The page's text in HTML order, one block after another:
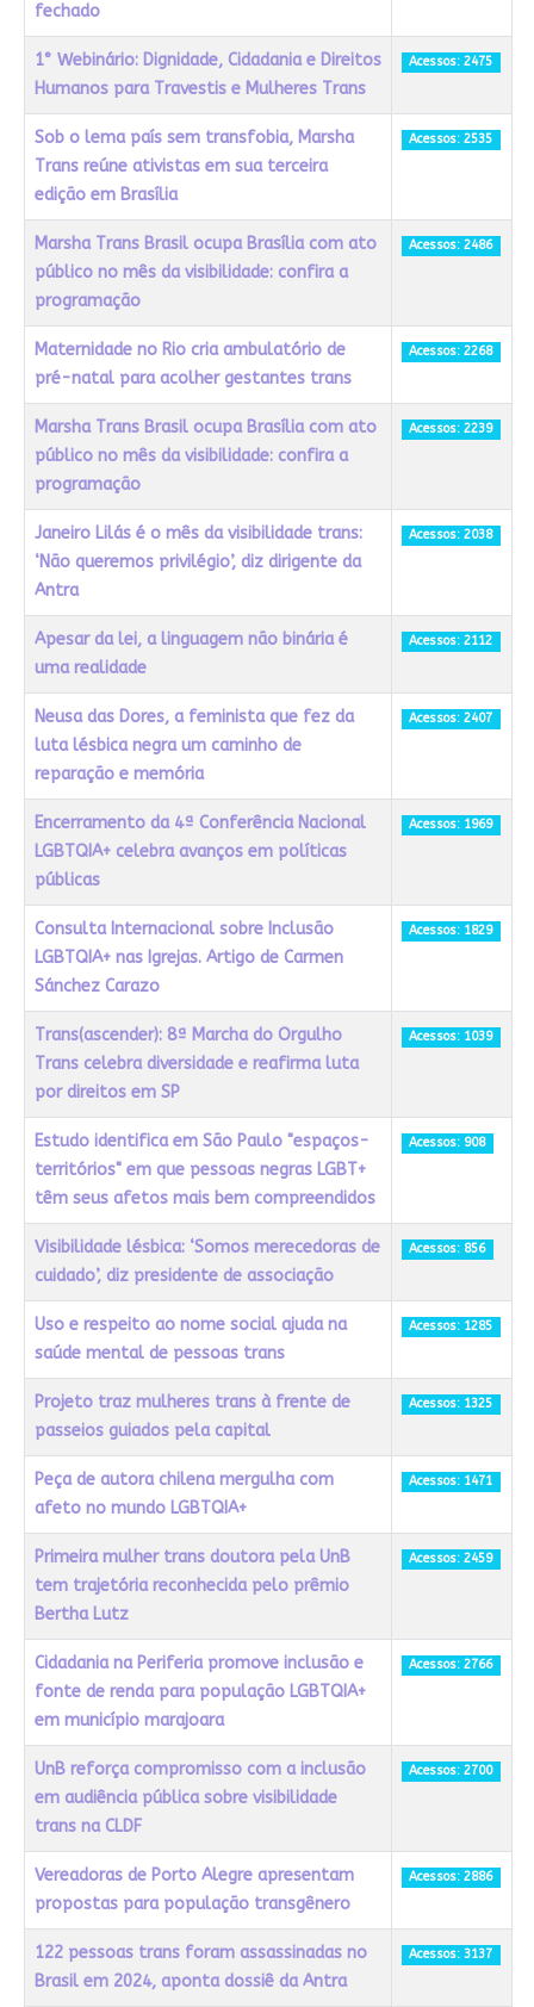
fechado
1° Webinário: Dignidade, Cidadania e Direitos
Humanos para Travestis e Mulheres Trans
Acessos: 2475
Sob o lema país sem transfobia, Marsha
Trans reúne ativistas em sua terceira
edição em Brasília
Acessos: 2535
Marsha Trans Brasil ocupa Brasília com ato
público no mês da visibilidade: confira a
programação
Acessos: 2486
Maternidade no Rio cria ambulatório de
pré-natal para acolher gestantes trans
Acessos: 2268
Marsha Trans Brasil ocupa Brasília com ato
público no mês da visibilidade: confira a
programação
Acessos: 2239
Janeiro Lilás é o mês da visibilidade trans:
‘Não queremos privilégio’, diz dirigente da
Antra
Acessos: 2038
Apesar da lei, a linguagem não binária é
uma realidade
Acessos: 2112
Neusa das Dores, a feminista que fez da
luta lésbica negra um caminho de
reparação e memória
Acessos: 2407
Encerramento da 4ª Conferência Nacional
LGBTQIA+ celebra avanços em políticas
públicas
Acessos: 1969
Consulta Internacional sobre Inclusão
LGBTQIA+ nas Igrejas. Artigo de Carmen
Sánchez Carazo
Acessos: 1829
Trans(ascender): 8ª Marcha do Orgulho
Trans celebra diversidade e reafirma luta
por direitos em SP
Acessos: 1039
Estudo identifica em São Paulo "espaços-
territórios" em que pessoas negras LGBT+
têm seus afetos mais bem compreendidos
Acessos: 908
Visibilidade lésbica: ‘Somos merecedoras de
cuidado’, diz presidente de associação
Acessos: 856
Uso e respeito ao nome social ajuda na
saúde mental de pessoas trans
Acessos: 1285
Projeto traz mulheres trans à frente de
passeios guiados pela capital
Acessos: 1325
Peça de autora chilena mergulha com
afeto no mundo LGBTQIA+
Acessos: 1471
Primeira mulher trans doutora pela UnB
tem trajetória reconhecida pelo prêmio
Bertha Lutz
Acessos: 2459
Cidadania na Periferia promove inclusão e
fonte de renda para população LGBTQIA+
em município marajoara
Acessos: 2766
UnB reforça compromisso com a inclusão
em audiência pública sobre visibilidade
trans na CLDF
Acessos: 2700
Vereadoras de Porto Alegre apresentam
propostas para população transgênero
Acessos: 2886
122 pessoas trans foram assassinadas no
Brasil em 2024, aponta dossiê da Antra
Acessos: 3137